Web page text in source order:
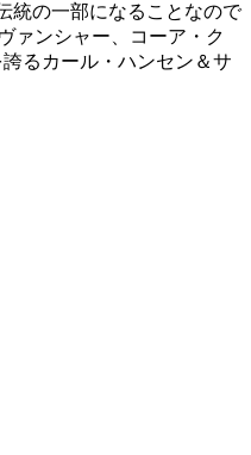
統の一部になることなので
ァンシャー、コーア・ク
るカール・ハンセン＆サ